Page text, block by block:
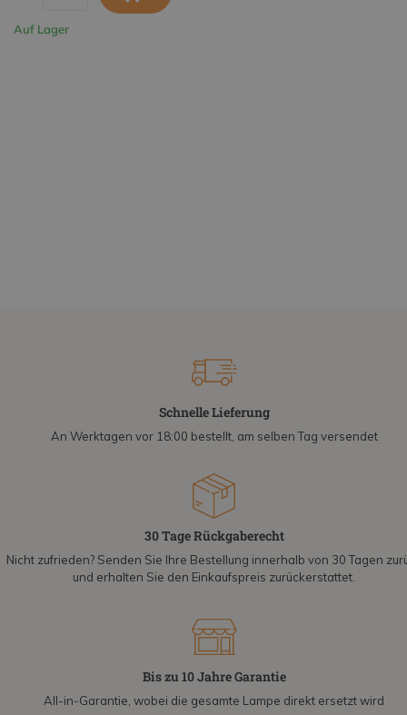
Auf Lager
Schnelle Lieferung
An Werktagen vor 18:00 bestellt, am selben Tag versendet
30 Tage Rückgaberecht
Nicht zufrieden? Senden Sie Ihre Bestellung innerhalb von 30 Tagen
und erhalten Sie den Einkaufspreis zurückerstattet.
Bis zu 10 Jahre Garantie
All-in-Garantie, wobei die gesamte Lampe direkt ersetzt wird